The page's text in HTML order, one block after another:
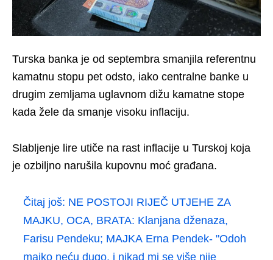
Turska banka je od septembra smanjila referentnu
kamatnu stopu pet odsto, iako centralne banke u
drugim zemljama uglavnom dižu kamatne stope
kada žele da smanje visoku inflaciju.
Slabljenje lire utiče na rast inflacije u Turskoj koja
je ozbiljno narušila kupovnu moć građana.
Čitaj još: NE POSTOJI RIJEČ UTJEHE ZA
MAJKU, OCA, BRATA: Klanjana dženaza,
Farisu Pendeku; MAJKA Erna Pendek- "Odoh
majko neću dugo, i nikad mi se više nije